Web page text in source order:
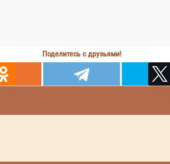
Поделитесь с друзьями!